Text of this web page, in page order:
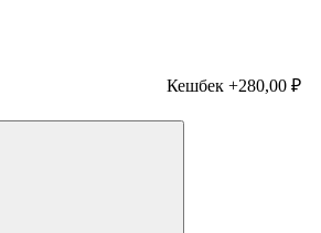
Кешбек +280,00 ₽